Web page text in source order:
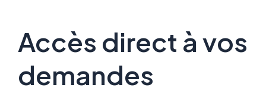
Accès direct à vos
demandes